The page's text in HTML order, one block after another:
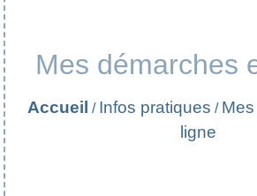
Mes démarches
Accueil / Infos pratiques /
ligne